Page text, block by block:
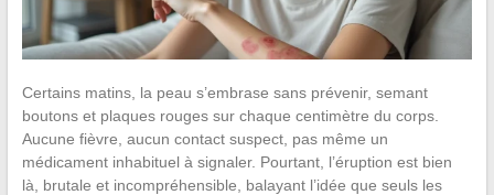
Certains matins, la peau s’embrase sans prévenir, semant
boutons et plaques rouges sur chaque centimètre du corps.
Aucune fièvre, aucun contact suspect, pas même un
médicament inhabituel à signaler. Pourtant, l’éruption est bien
là, brutale et incompréhensible, balayant l’idée que seuls les